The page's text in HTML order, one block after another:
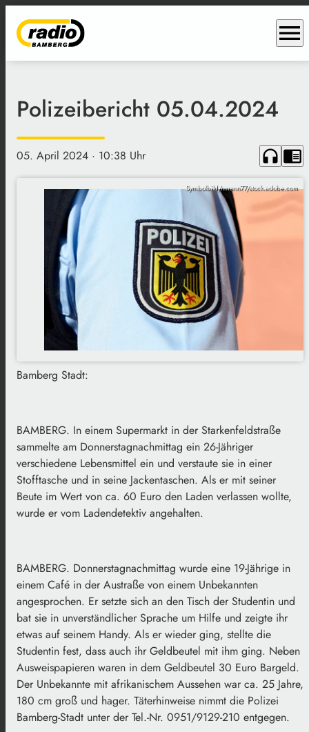
menu
Polizeibericht 05.04.2024
05. April 2024 · 10:38 Uhr headphones chrome_reader_mode
Symbolbild/nmann77/stock.adobe.com
Bamberg Stadt:
BAMBERG. In einem Supermarkt in der Starkenfeldstraße
sammelte am Donnerstagnachmittag ein 26-Jähriger
verschiedene Lebensmittel ein und verstaute sie in einer
Stofftasche und in seine Jackentaschen. Als er mit seiner
Beute im Wert von ca. 60 Euro den Laden verlassen wollte,
wurde er vom Ladendetektiv angehalten.
BAMBERG. Donnerstagnachmittag wurde eine 19-Jährige in
einem Café in der Austraße von einem Unbekannten
angesprochen. Er setzte sich an den Tisch der Studentin und
bat sie in unverständlicher Sprache um Hilfe und zeigte ihr
etwas auf seinem Handy. Als er wieder ging, stellte die
Studentin fest, dass auch ihr Geldbeutel mit ihm ging. Neben
Ausweispapieren waren in dem Geldbeutel 30 Euro Bargeld.
Der Unbekannte mit afrikanischem Aussehen war ca. 25 Jahre,
180 cm groß und hager. Täterhinweise nimmt die Polizei
Bamberg-Stadt unter der Tel.-Nr. 0951/9129-210 entgegen.